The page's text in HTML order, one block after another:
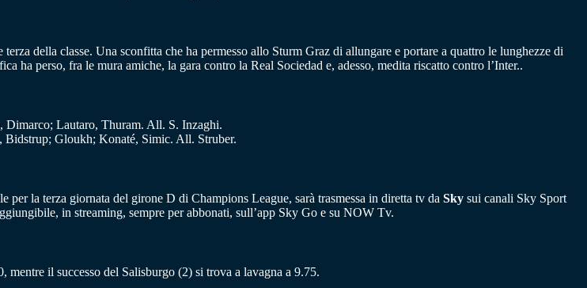
della classe. Una sconfitta che ha permesso allo Sturm Graz di allungare e portare a quattro le lunghezze di
ha perso, fra le mura amiche, la gara contro la Real Sociedad e, adesso, medita riscatto contro l’Inter..
Dimarco; Lautaro, Thuram. All. S. Inzaghi.
Gloukh; Konaté, Simic. All. Struber.
la terza giornata del girone D di Champions League, sarà trasmessa in diretta tv da Sky sui canali Sky Sport
in streaming, sempre per abbonati, sull’app Sky Go e su NOW Tv.
mentre il successo del Salisburgo (2) si trova a lavagna a 9.75.